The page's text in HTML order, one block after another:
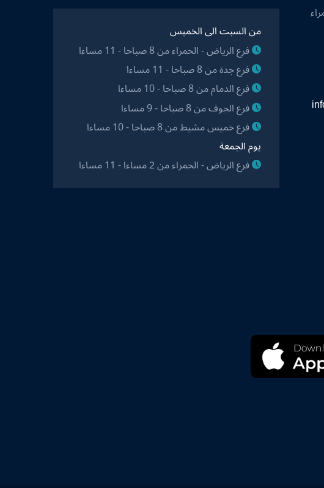
من السبت الى الخميس
فرع الرياض - الحمراء من 8 صباحا - 11 مساءا
فرع جدة من 8 صباحا - 11 مساءا
فرع الدمام من 8 صباحا - 10 مساءا
فرع الجوف من 8 صباحا - 9 مساءا
فرع خميس مشيط من 8 صباحا - 10 مساءا
يوم الجمعة
فرع الرياض - الحمراء من 2 مساءا - 11 مساءا